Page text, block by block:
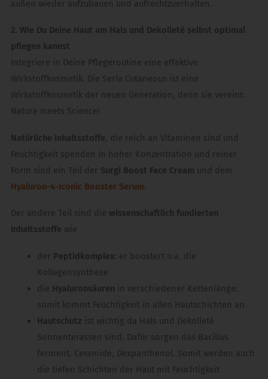
außen wieder aufzubauen und aufrechtzuerhalten.
2. Wie Du Deine Haut am Hals und Dekolleté selbst optimal
pflegen kannst
Integriere in Deine Pflegeroutine eine effektive
Wirkstoffkosmetik. Die Seria Cutaneous ist eine
Wirkstoffkosmetik der neuen Generation, denn sie vereint:
Nature meets Science!
Natürliche Inhaltsstoffe, die reich an Vitaminen sind und
Feuchtigkeit spenden in hoher Konzentration und reiner
Form sind ein Teil der Surgi Boost Face Cream und dem
Hyaluron-4-Iconic Booster Serum.
Der andere Teil sind die wissenschaftlich fundierten
Inhaltsstoffe wie
der Peptidkomplex: er boostert u.a. die
Kollagensynthese
die Hyaluronsäuren in verschiedener Kettenlänge:
somit kommt Feuchtigkeit in allen Hautschichten an
Hautschutz ist wichtig da Hals und Dekolleté
Sonnenterassen sind. Dafür sorgen das Bacillus
ferment, Ceramide, Dexpanthenol. Somit werden auch
die tiefen Schichten der Haut mit Feuchtigkeit